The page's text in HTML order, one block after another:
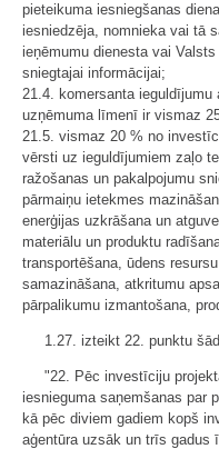
pieteikuma iesniegšanas
iesniedzēja, nomnieka vai tā
ieņēmumu dienesta vai
sniegtajai informācijai;
21.4. komersanta
uzņēmuma līmenī ir vismaz
21.5. vismaz 20 % no
vērsti uz ieguldījumiem zaļo
ražošanas un pakalpojumu
pārmaiņu ietekmes
enerģijas uzkrāšana un
materiālu un produktu
transportēšana, ūdens
samazināšana, atkritumu
pārpalikumu izmantošana,
1.27. izteikt 22. punktu
"22. Pēc investīciju
iesnieguma saņemšanas par
kā pēc diviem gadiem kopš
aģentūra uzsāk un trīs